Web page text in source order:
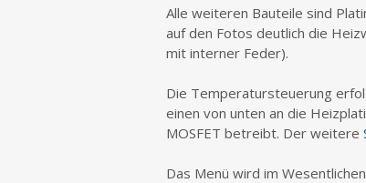
Alle weiteren Bauteile sind
auf den Fotos deutlich die
mit interner Feder).
Die Temperatursteuerung
einen von unten an die
MOSFET betreibt. Der weitere
Das Menü wird im